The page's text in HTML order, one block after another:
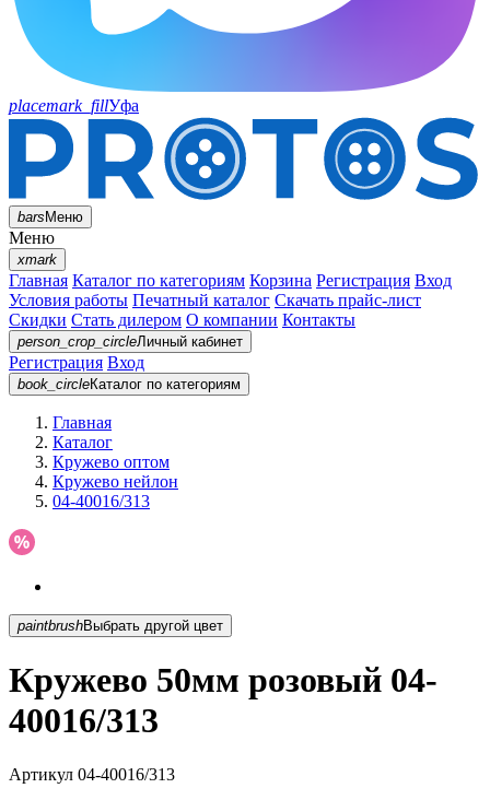
placemark_fillУфа
barsМеню
Меню
xmark
Главная Каталог по категориям Корзина Регистрация Вход
Условия работы Печатный каталог Скачать прайс-лист
Скидки Стать дилером О компании Контакты
person_crop_circleЛичный кабинет
Регистрация Вход
book_circleКаталог по категориям
Главная
Каталог
Кружево оптом
Кружево нейлон
04-40016/313
paintbrush Выбрать другой цвет
Кружево 50мм розовый 04-
40016/313
Артикул 04-40016/313